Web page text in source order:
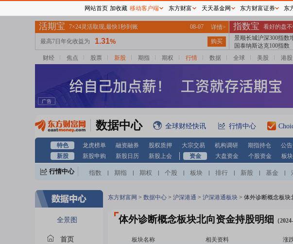
财经 焦点 股票 新股 期指 期权 行情 数据 全球 美股 港股
数据中心 全球财经快讯 行情中心
特色 龙虎榜单 融资融券 股权质押 大宗交易 机构调研 期指持仓 公
新股
新股申购 新股日历 新股上会 资金 大盘资金 个股资金 板
行情中心 指数 期指 期权 个股 板块 排行 新股 基金
全景图
首页
东方财富网 > 数据中心 > 沪深港通 > 沪深港通板块 > 体外诊断概念板块
体外诊断概念板块北向资金持股明细 （
板块名称 相关资料 涨
网站首页 加收藏 移动客户端 东方财富 天天基金网 东方财富证券 东